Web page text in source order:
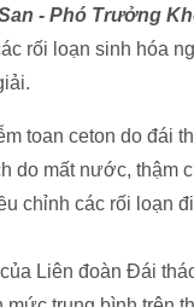
- Phó Trưởng
rối loạn sinh hóa
toan ceton do đái
do mất nước, thậm
chỉnh các rối loạn
Liên đoàn Đái